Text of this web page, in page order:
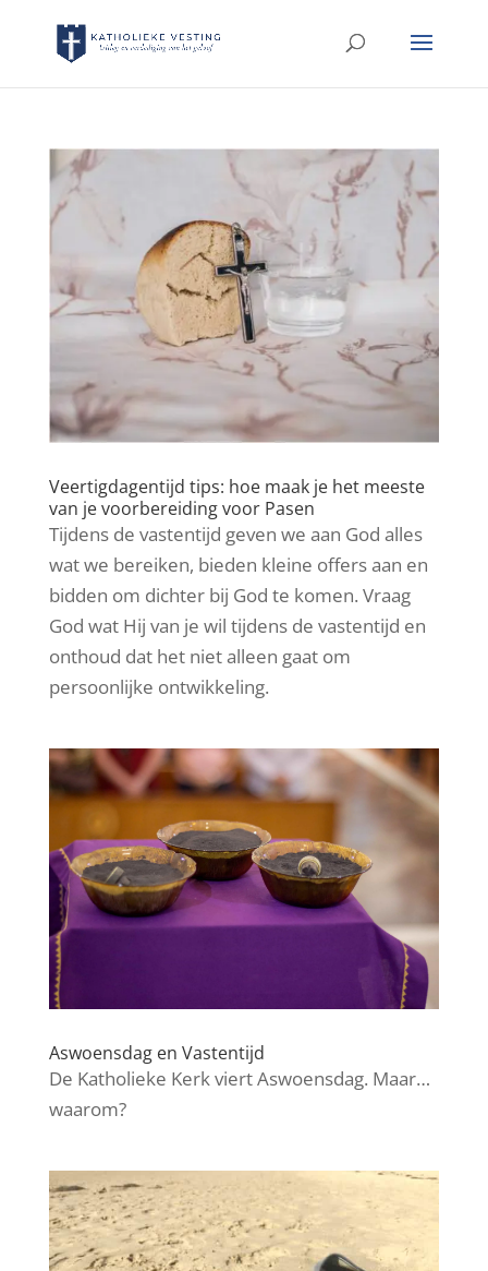
Veertigdagentijd tips: hoe maak je het meeste
van je voorbereiding voor Pasen
Tijdens de vastentijd geven we aan God alles
wat we bereiken, bieden kleine offers aan en
bidden om dichter bij God te komen. Vraag
God wat Hij van je wil tijdens de vastentijd en
onthoud dat het niet alleen gaat om
persoonlijke ontwikkeling.
Aswoensdag en Vastentijd
De Katholieke Kerk viert Aswoensdag. Maar…
waarom?